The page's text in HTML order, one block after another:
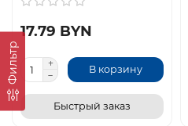
Фильтр
17.79 BYN
В корзину
Быстрый заказ